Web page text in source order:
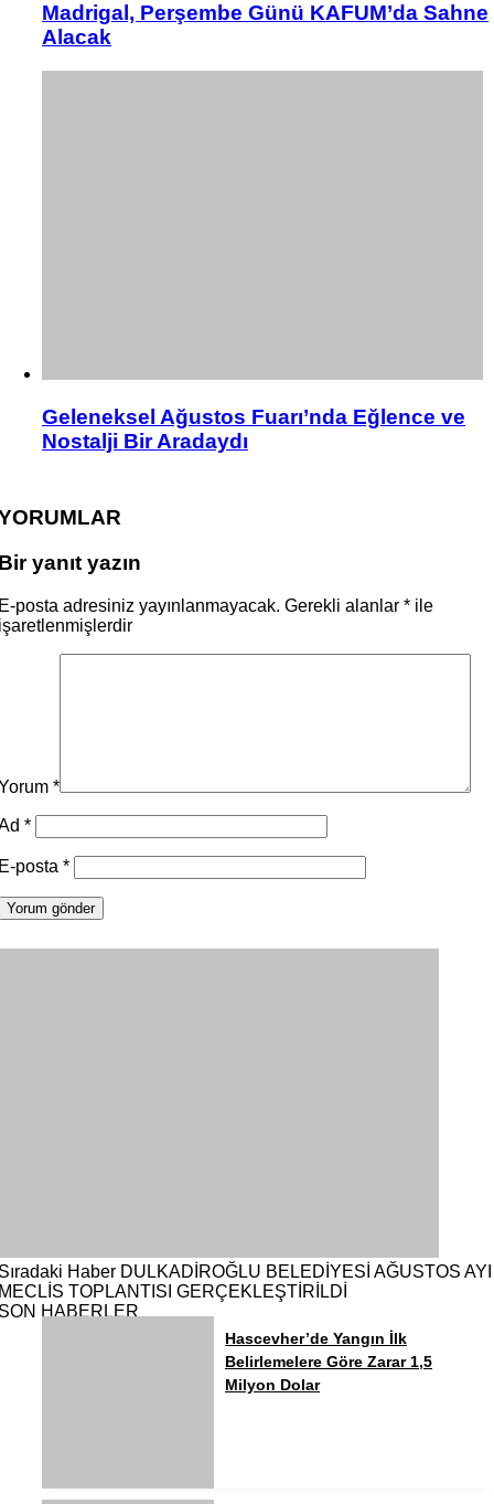
Madrigal, Perşembe Günü KAFUM’da Sahne
Alacak
Geleneksel Ağustos Fuarı’nda Eğlence ve
Nostalji Bir Aradaydı
yanıt yazın
posta adresiniz yayınlanmayacak. Gerekli alanlar * ile
*
*
posta *
Haber DULKADİROĞLU BELEDİYESİ AĞUSTOS AYI
TOPLANTISI GERÇEKLEŞTİRİLDİ
HABERLER
Hascevher’de Yangın İlk
Belirlemelere Göre Zarar 1,5
Milyon Dolar